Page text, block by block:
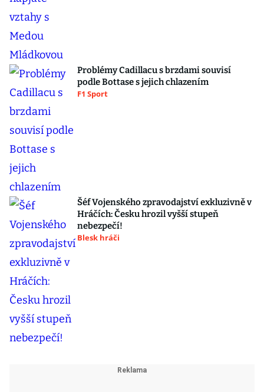
Problémy Cadillacu s brzdami souvisí
podle Bottase s jejich chlazením
F1 Sport
Šéf Vojenského zpravodajství exkluzivně v
Hráčích: Česku hrozil vyšší stupeň
nebezpečí!
Blesk hráči